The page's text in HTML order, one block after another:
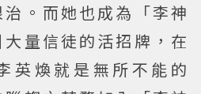
。而她也成為「李神
量信徒的活招牌，在
英煥就是無所不能的